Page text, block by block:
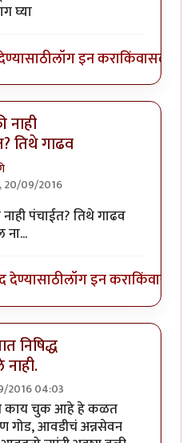
घ्या
लॉग इन कराकिंवासदस्य
तिथे गाढव
20/09/2016
toवाईट मानून घेऊ नका गाढवाच्या
पंचाईत? तिथे गाढव
ना...
देण्यासाठीलॉग इन कराकिंवा
निषिद्ध
2016 04:03
byआजानुकर्ण
काय चुक आहे हे कळत
गोड, आवडीचं अन्नसेवन